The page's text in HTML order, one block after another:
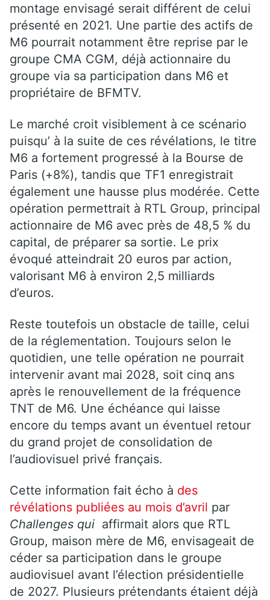
montage envisagé serait différent de celui
présenté en 2021. Une partie des actifs de
M6 pourrait notamment être reprise par le
groupe CMA CGM, déjà actionnaire du
groupe via sa participation dans M6 et
propriétaire de BFMTV.
Le marché croit visiblement à ce scénario
puisqu’ à la suite de ces révélations, le titre
M6 a fortement progressé à la Bourse de
Paris (+8%), tandis que TF1 enregistrait
également une hausse plus modérée. Cette
opération permettrait à RTL Group, principal
actionnaire de M6 avec près de 48,5 % du
capital, de préparer sa sortie. Le prix
évoqué atteindrait 20 euros par action,
valorisant M6 à environ 2,5 milliards
d’euros.
Reste toutefois un obstacle de taille, celui
de la réglementation. Toujours selon le
quotidien, une telle opération ne pourrait
intervenir avant mai 2028, soit cinq ans
après le renouvellement de la fréquence
TNT de M6. Une échéance qui laisse
encore du temps avant un éventuel retour
du grand projet de consolidation de
l’audiovisuel privé français.
Cette information fait écho à des
révélations publiées au mois d’avril par
Challenges qui affirmait alors que RTL
Group, maison mère de M6, envisageait de
céder sa participation dans le groupe
audiovisuel avant l’élection présidentielle
de 2027. Plusieurs prétendants étaient déjà